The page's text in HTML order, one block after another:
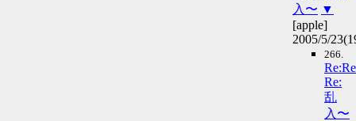
入〜 ▼
[apple]
2005/5/
266.
Re:
乱
入〜